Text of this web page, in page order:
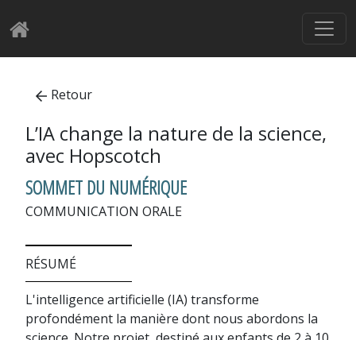
Retour
L’IA change la nature de la science,
avec Hopscotch
SOMMET DU NUMÉRIQUE
COMMUNICATION ORALE
RÉSUMÉ
L'intelligence artificielle (IA) transforme
profondément la manière dont nous abordons la